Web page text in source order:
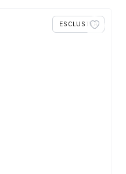
ESCLUSIVA